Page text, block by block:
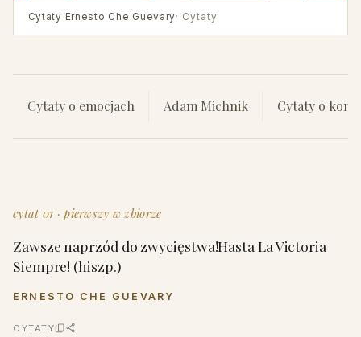
Cytaty Ernesto Che Guevary· Cytaty
Cytaty o emocjach Adam Michnik Cytaty o
cytat 01 · pierwszy w zbiorze
Zawsze naprzód do zwycięstwa!Hasta La Victoria
Siempre! (hiszp.)
ERNESTO CHE GUEVARY
CYTATY